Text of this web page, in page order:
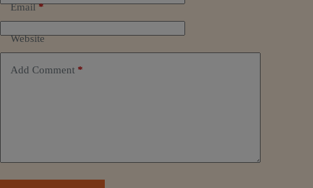
Email*
Website
Add Comment *